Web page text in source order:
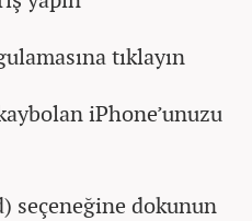
tıklayın
iPhone’unuzu
seçeneğine dokunun